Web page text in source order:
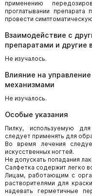
применению
проглатывании
провести
Взаимодействие с
препаратами и другие
Не изучалось.
Влияние на
механизмами
Не изучалось.
Особые указания
Пилку, используемую
следует применять для
Во время лечения
искусственных ногтей.
Не допускать попадания
Салфетка содержит легко
Лицам, работающим с
растворителями для
надевать герметичные